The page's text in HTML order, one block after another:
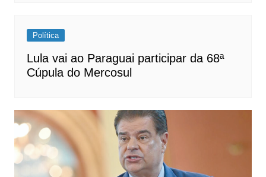
Política
Lula vai ao Paraguai participar da 68ª
Cúpula do Mercosul